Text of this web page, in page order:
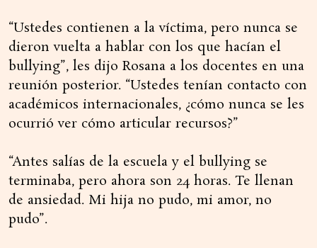
“Ustedes contienen a la víctima, pero nunca se
dieron vuelta a hablar con los que hacían el
bullying”, les dijo Rosana a los docentes en una
reunión posterior. “Ustedes tenían contacto con
académicos internacionales, ¿cómo nunca se les
ocurrió ver cómo articular recursos?”
“Antes salías de la escuela y el bullying se
terminaba, pero ahora son 24 horas. Te llenan
de ansiedad. Mi hija no pudo, mi amor, no
pudo”.